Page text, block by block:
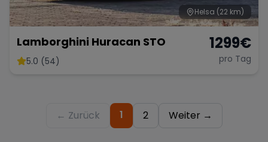
Helsa (22 km)
Lamborghini Huracan STO
5.0 (54)
1299€
pro Tag
← Zurück 1 2 Weiter →